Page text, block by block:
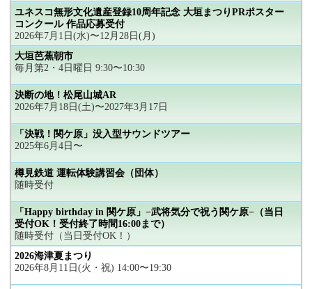
ユネスコ無形文化遺産登録10周年記念 大垣まつりPRポスター
コンクール 作品応募受付
2026年7月1日(水)〜12月28日(月)
大垣芭蕉朝市
毎月第2・4日曜日 9:30〜10:30
決断の地！松尾山城AR
2026年7月18日(土)〜2027年3月17日
「決戦！関ケ原」没入型サウンドツアー
2025年6月4日〜
樽見鉄道 運転体験講習会（団体）
随時受付
「Happy birthday in 関ケ原」−武将気分で祝う関ケ原−（当日
受付OK！受付終了時間16:00まで）
随時受付（当日受付OK！）
2026海津夏まつり
2026年8月11日(火・祝) 14:00〜19:30